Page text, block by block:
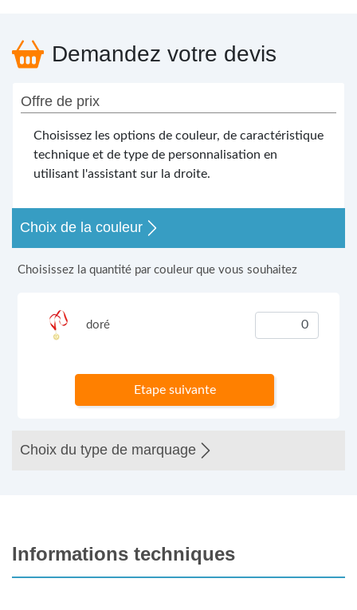
Demandez votre devis
Offre de prix
Choisissez les options de couleur, de caractéristique
technique et de type de personnalisation en
utilisant l'assistant sur la droite.
Choix de la couleur
Choisissez la quantité par couleur que vous souhaitez
doré
Etape suivante
Choix du type de marquage
Informations techniques